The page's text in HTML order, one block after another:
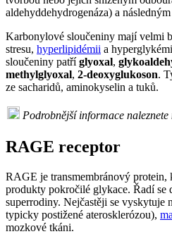
aldehyddehydrogenáza) a
Karbonylové sloučeniny mají velmi
stresu, hyperlipidémii a
sloučeniny patříglyoxal,
methylglyoxal, 2-deoxyglukoson.
ze sacharidů, aminokyselin a tuků.
Podrobnější informace naleznete
RAGE receptor
RAGE je transmembránový protein,
produkty pokročilé glykace. Řadí se
superrodiny. Nejčastěji se vyskytuje
typicky postižené aterosklerózou),
mozkové tkáni.